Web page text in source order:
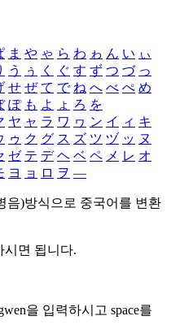
ま や ゃ ら わ ゎ ん い ぃ
う ぅ く ぐ す ず つ づ っ
せ ぜ て で ね へ べ ぺ め
ぽ も よ ょ ろ を
ヤ ャ ラ ワ ヮ ン イ ィ キ
ゥ ク グ ス ズ ツ ヅ ッ ヌ
ゼ テ デ ヘ ベ ペ メ レ オ
ヨ ョ ロ ヲ ―
음)방식으로 중국어를 변환
시면 됩니다.
을 입력하시고 space를